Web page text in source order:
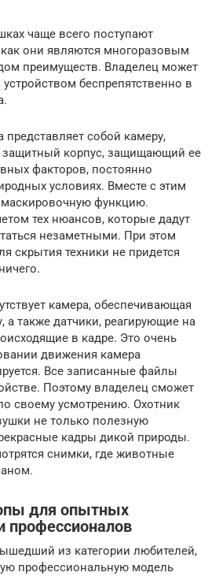
чаще всего поступают
они являются многоразовым
преимуществ. Владелец может
беспрепятственно в
представляет собой камеру,
защитный корпус, защищающий ее
факторов, постоянно
условиях. Вместе с этим
функцию.
тех нюансов, которые дадут
незаметными. При этом
скрытия техники не придется
камера, обеспечивающая
а также датчики, реагирующие на
в кадре. Это очень
движения камера
Все записанные файлы
Поэтому владелец сможет
своему усмотрению. Охотник
не только полезную
кадры дикой природы.
снимки, где животные
для опытных
профессионалов
из категории любителей,
профессиональную модель